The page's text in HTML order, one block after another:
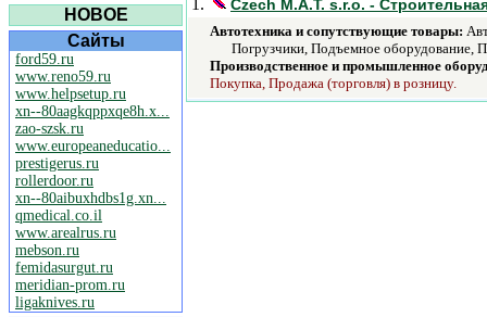
НОВОЕ
Сайты
ford59.ru
www.reno59.ru
www.helpsetup.ru
xn--80aagkqppxqe8h.x...
zao-szsk.ru
www.europeaneducatio...
prestigerus.ru
rollerdoor.ru
xn--80aibuxhdbs1g.xn...
qmedical.co.il
www.arealrus.ru
mebson.ru
femidasurgut.ru
meridian-prom.ru
ligaknives.ru
1. Czech M.A.T. s.r.o. -
Автотехника и сопутствующие товары:
Погрузчики, Подъемное оборудование,
Производственное и промышленное
Покупка, Продажа (торговля) в розницу.